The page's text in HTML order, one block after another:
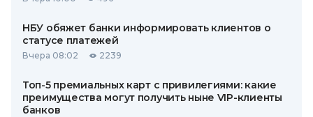
НБУ обяжет банки информировать клиентов о
статусе платежей
Вчера 08:02 2239
Топ-5 премиальных карт с привилегиями: какие
преимущества могут получить ныне VIP-клиенты
банков